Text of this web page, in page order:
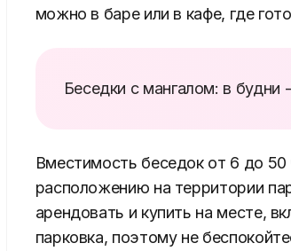
можно в баре или в кафе, где
Беседки с мангалом: в
Вместимость беседок от 6 до
расположению на территории
арендовать и купить на месте,
парковка, поэтому не